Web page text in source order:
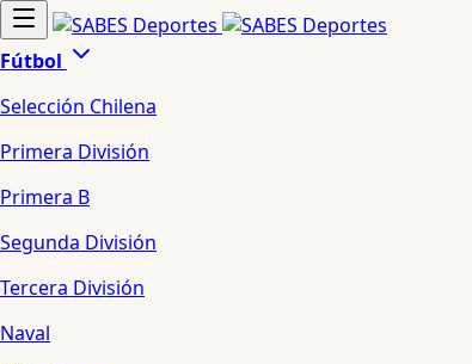
Fútbol
Selección Chilena
Primera División
Primera B
Segunda División
Tercera División
Naval